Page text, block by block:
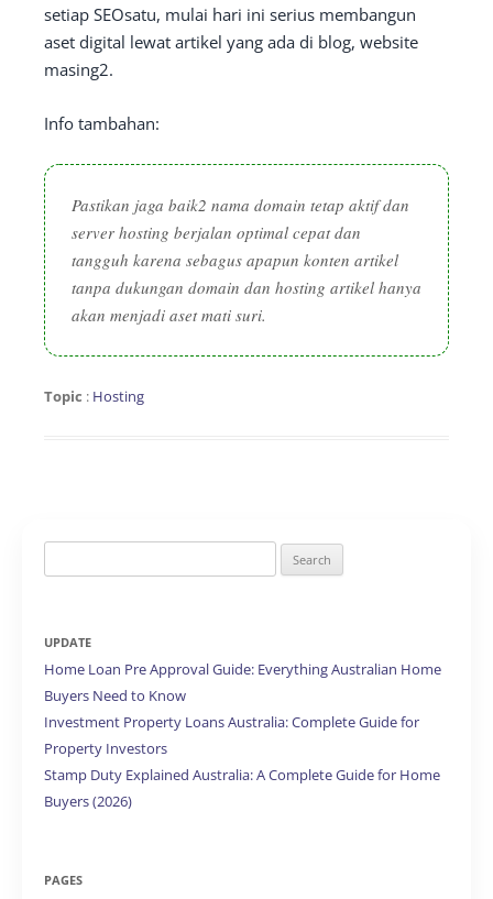
setiap SEOsatu, mulai hari ini serius membangun
aset digital lewat artikel yang ada di blog, website
masing2.
Info tambahan:
Pastikan jaga baik2 nama domain tetap aktif dan
server hosting berjalan optimal cepat dan
tangguh karena sebagus apapun konten artikel
tanpa dukungan domain dan hosting artikel hanya
akan menjadi aset mati suri.
Topic : Hosting
for:
UPDATE
Home Loan Pre Approval Guide: Everything Australian Home
Buyers Need to Know
Investment Property Loans Australia: Complete Guide for
Property Investors
Stamp Duty Explained Australia: A Complete Guide for Home
Buyers (2026)
PAGES